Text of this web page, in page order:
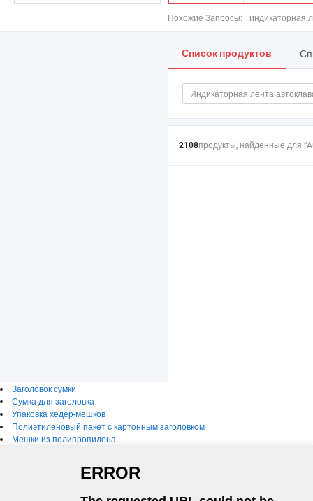
Похожие Запросы: индикаторная
Список продуктов
Индикаторная лента
Лента индикатора пара
Химическая лента
2108продукты, найденные для “
Заголовок сумки
Сумка для заголовка
Упаковка хедер-мешков
Полиэтиленовый пакет с картонным заголовком
Мешки из полипропилена